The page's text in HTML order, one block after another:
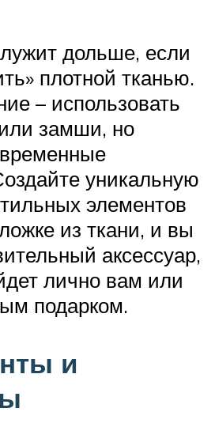
дольше, если
плотной тканью.
– использовать
замши, но
уникальную
элементов
из ткани, и вы
аксессуар,
лично вам или
подарком.
и